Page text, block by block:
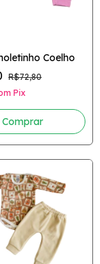
Coelho
R$72,80
Pix
Comprar